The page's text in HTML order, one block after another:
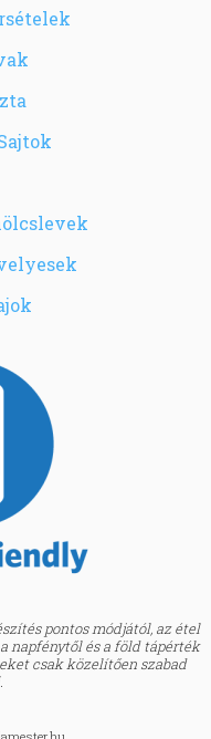
pontos módjától, az étel
napfénytől és a föld tápérték
csak közelítően szabad